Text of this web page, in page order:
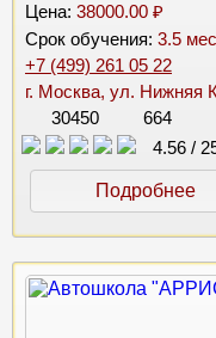
Цена: 38000.00 ₽
Срок обучения: 3.5
+7 (499) 261 05 22
г. Москва, ул. Нижняя
30450
664
4.56 /
Подробнее